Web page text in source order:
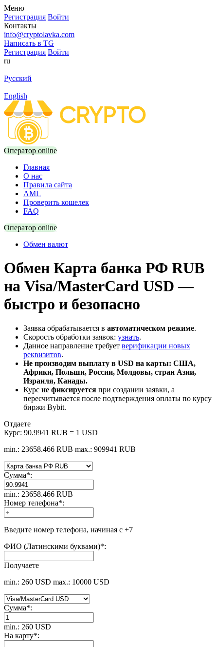
Меню
Регистрация Войти
Контакты
info@cryptolavka.com
Написать в TG
Регистрация Войти
ru
Русский
English
Оператор online
Главная
О нас
Правила сайта
AML
Проверить кошелек
FAQ
Оператор online
Обмен валют
Обмен Карта банка РФ RUB
на Visa/MasterCard USD —
быстро и безопасно
Заявка обрабатывается в автоматическом режиме.
Скорость обработки заявок: узнать.
Данное направление требует верификации новых
реквизитов.
Не производим выплату в USD на карты: США,
Африки, Польши, России, Молдовы, стран Азии,
Израиля, Канады.
Курс не фиксируется при создании заявки, а
пересчитывается после подтверждения оплаты по курсу
биржи Bybit.
Отдаете
Курс: 90.9941 RUB = 1 USD
min.: 23658.466 RUB max.: 909941 RUB
Сумма*:
min.: 23658.466 RUB
Номер телефона*:
Введите номер телефона, начиная с +7
ФИО (Латинскими буквами)*:
Получаете
min.: 260 USD max.: 10000 USD
Сумма*:
min.: 260 USD
На карту*: